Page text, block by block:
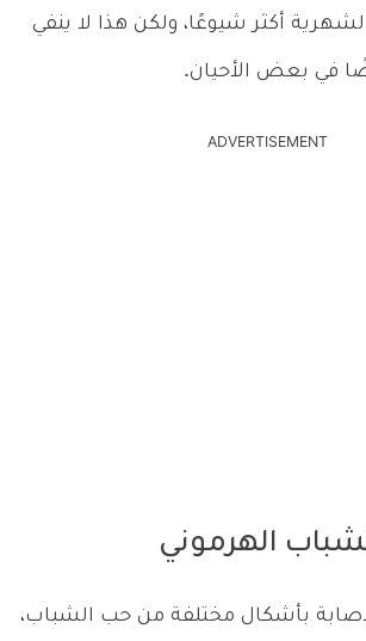
الشهرية أكثر شيوعًا، ولكن هذا لا ينفي
في بعض الأحيان.
ADVERTISEMENT
الهرموني
بأشكال مختلفة من حب الشباب،